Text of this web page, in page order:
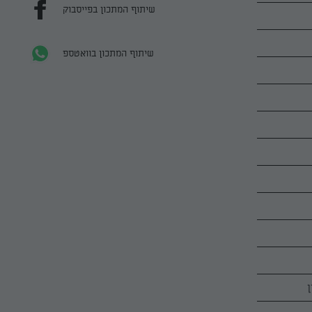
שיתוף המתכון בפייסבוק
שיתוף המתכון בוואטספ